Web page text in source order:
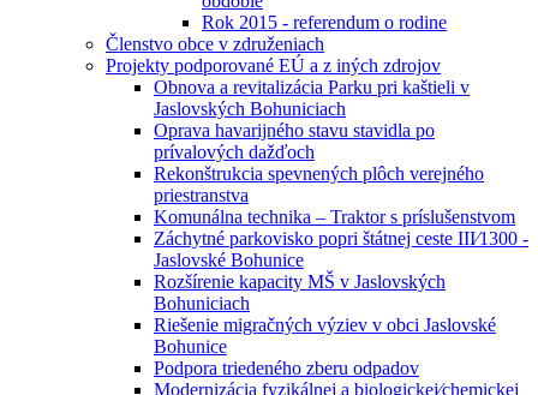
Rok 2015 - referendum o rodine
Členstvo obce v združeniach
Projekty podporované EÚ a z iných zdrojov
Obnova a revitalizácia Parku pri kaštieli v
Jaslovských Bohuniciach
Oprava havarijného stavu stavidla po
prívalových dažďoch
Rekonštrukcia spevnených plôch verejného
priestranstva
Komunálna technika – Traktor s príslušenstvom
Záchytné parkovisko popri štátnej ceste III⁄1300 -
Jaslovské Bohunice
Rozšírenie kapacity MŠ v Jaslovských
Bohuniciach
Riešenie migračných výziev v obci Jaslovské
Bohunice
Podpora triedeného zberu odpadov
Modernizácia fyzikálnej a biologickej⁄chemickej